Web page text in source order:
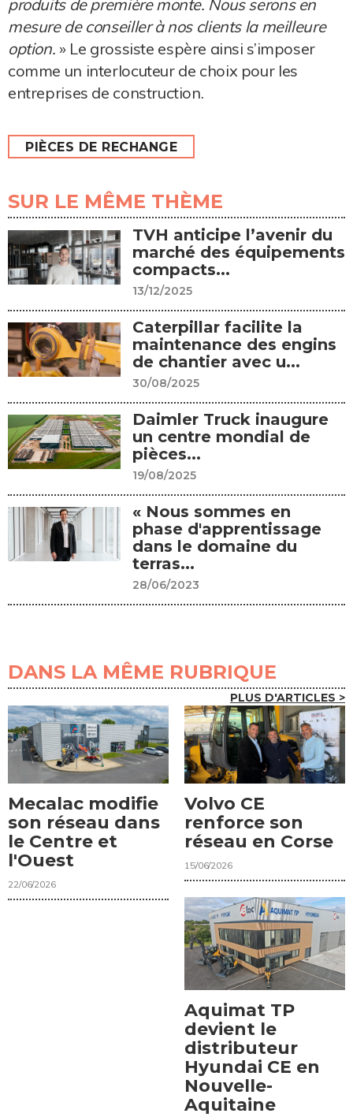
produits de première monte. Nous serons en
mesure de conseiller à nos clients la meilleure
option. » Le grossiste espère ainsi s’imposer
comme un interlocuteur de choix pour les
entreprises de construction.
PIÈCES DE RECHANGE
SUR LE MÊME THÈME
TVH anticipe l’avenir du
marché des équipements
compacts...
13/12/2025
Caterpillar facilite la
maintenance des engins
de chantier avec u...
30/08/2025
Daimler Truck inaugure
un centre mondial de
pièces...
19/08/2025
« Nous sommes en
phase d'apprentissage
dans le domaine du
terras...
28/06/2023
DANS LA MÊME RUBRIQUE
PLUS D'ARTICLES >
Mecalac modifie
son réseau dans
le Centre et
l'Ouest
22/06/2026
Volvo CE
renforce son
réseau en Corse
15/06/2026
Aquimat TP
devient le
distributeur
Hyundai CE en
Nouvelle-
Aquitaine